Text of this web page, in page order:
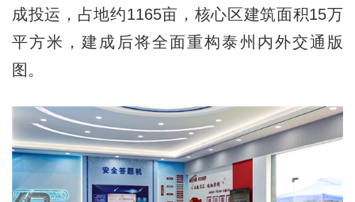
成投运，占地约1165亩，核心区建筑面积15万
平方米，建成后将全面重构泰州内外交通版
图。